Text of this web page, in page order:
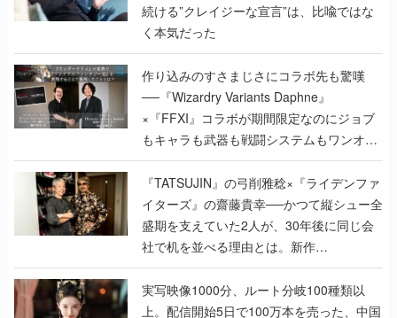
続ける”クレイジーな宣言”は、比喩ではな
く本気だった
作り込みのすさまじさにコラボ先も驚嘆
──『Wizardry Variants Daphne』
×『FFXI』コラボが期間限定なのにジョブ
もキャラも武器も戦闘システムもワンオフ
で作り込まれた理由を両ディレクターに聞
く
『TATSUJIN』の弓削雅稔×『ライデンファ
イターズ』の齋藤貴幸──かつて縦シュー全
盛期を支えていた2人が、30年後に同じ会
社で机を並べる理由とは。新作
『TATSUJIN EXTREME』で初タッグを組
んだレジェンド2人に訊く開発秘話
実写映像1000分、ルート分岐100種類以
上。配信開始5日で100万本を売った、中国